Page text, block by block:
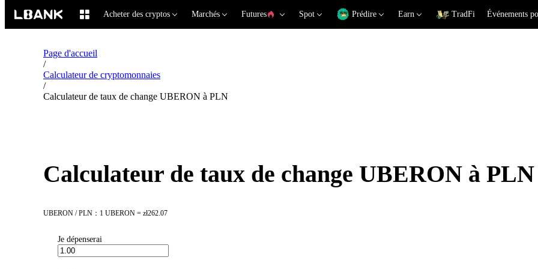
Acheter des cryptos Marchés Futures Spot Prédire Earn TradFi Événements
Page d'accueil
/
Calculateur de cryptomonnaies
/
Calculateur de taux de change UBERON à PLN
Calculateur de taux de change UBERON à PLN
UBERON / PLN：1 UBERON = zł262.07
Je dépenserai